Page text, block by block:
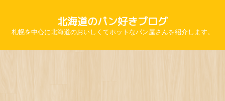
北海道のパン好きブログ
札幌を中心に北海道のおいしくてホットなパン屋さんを紹介します。